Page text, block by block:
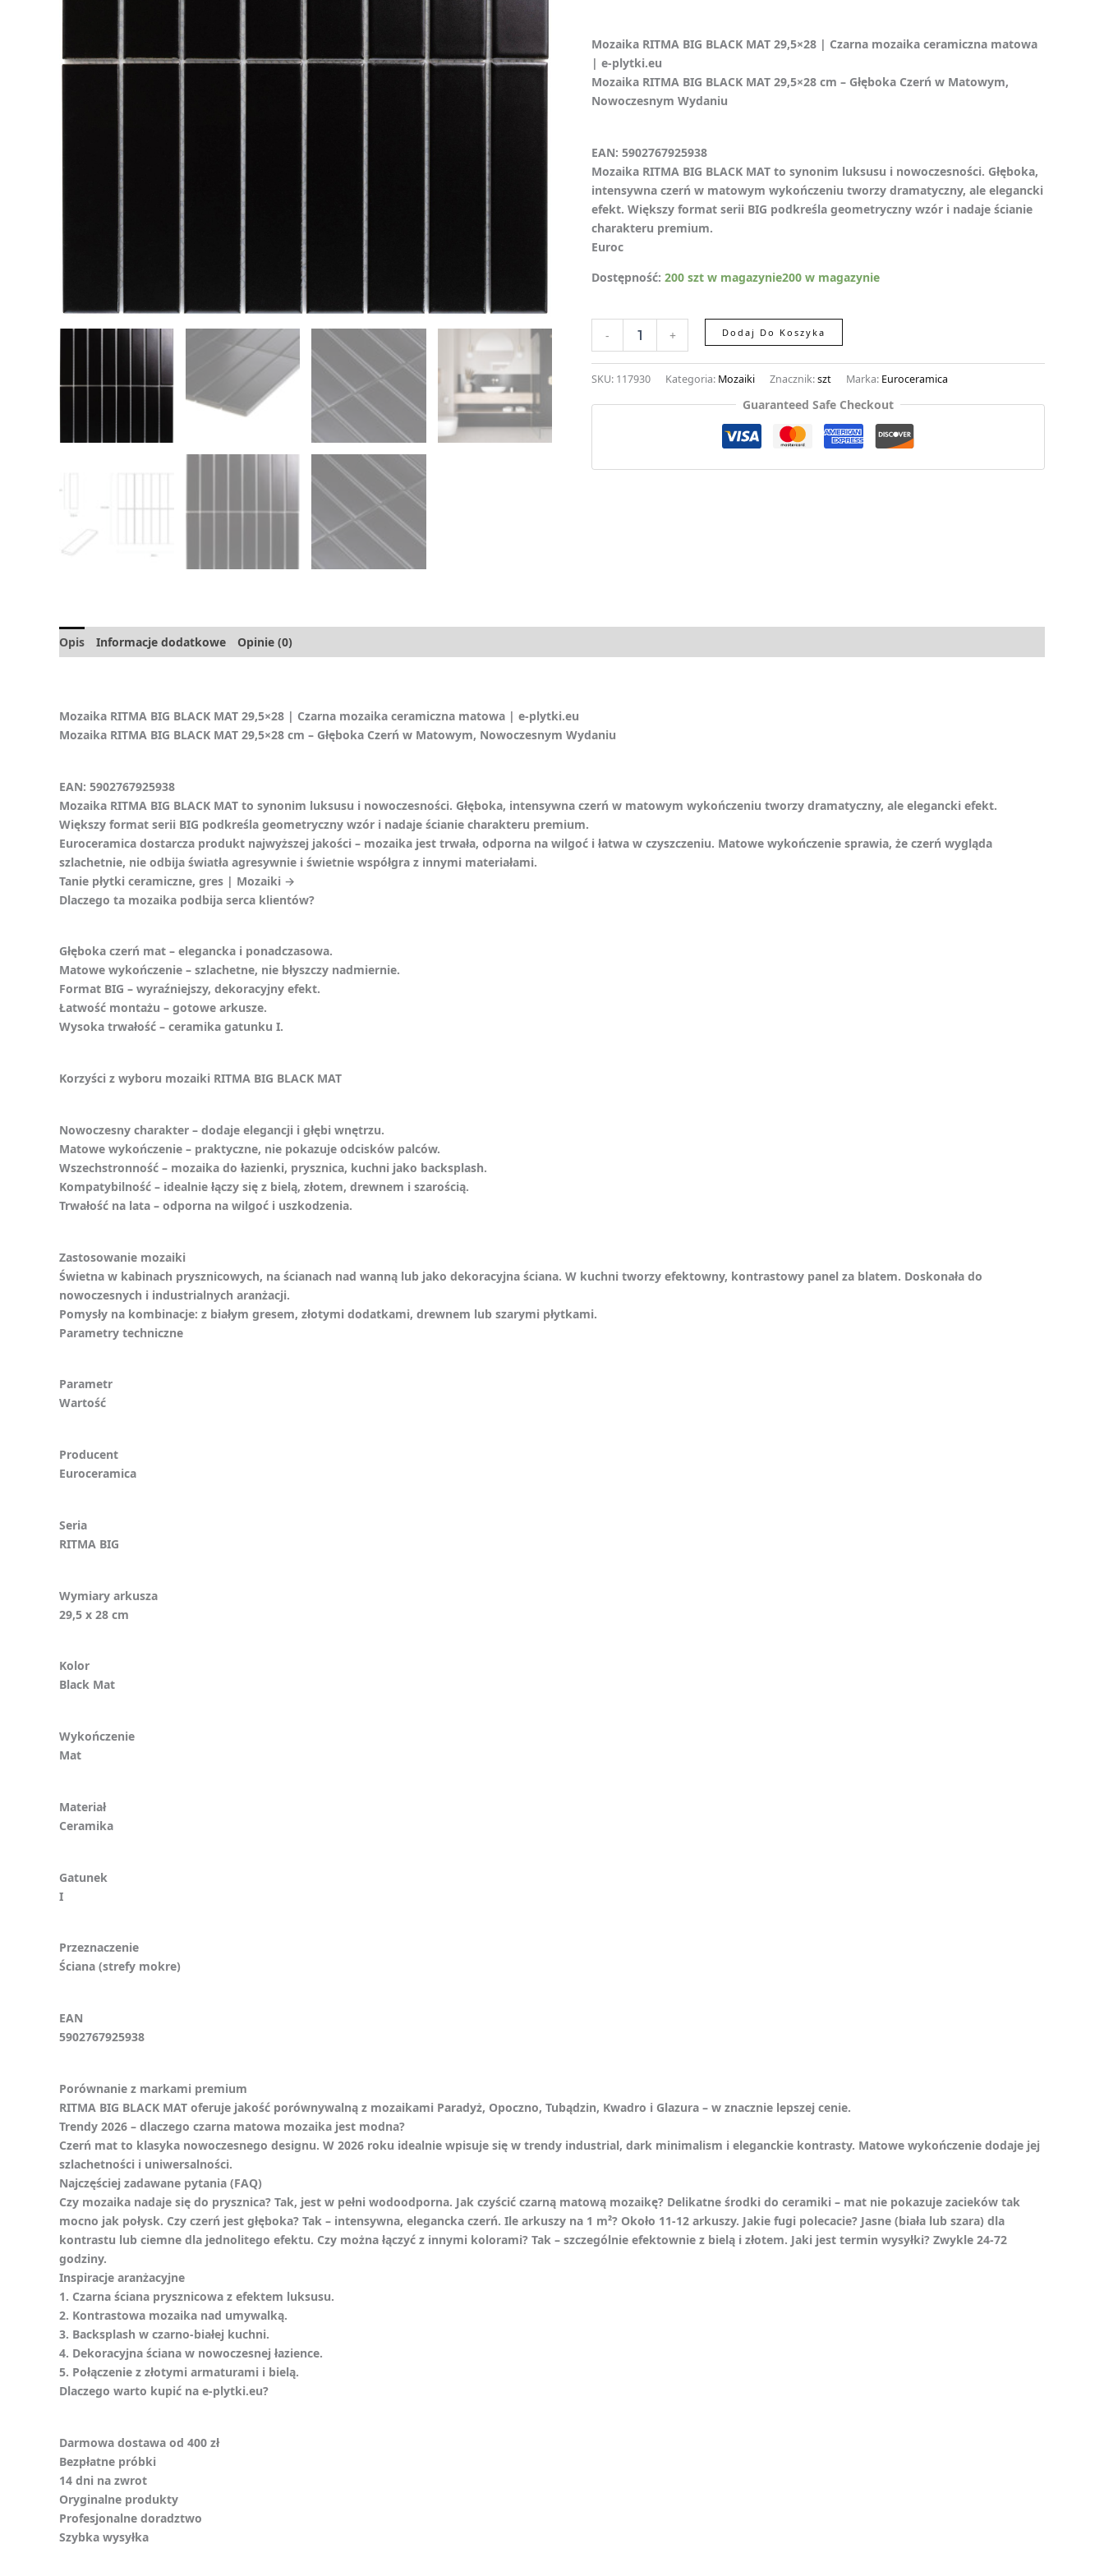
Mozaika RITMA BIG BLACK MAT 29,5×28 | Czarna mozaika ceramiczna matowa
| e-plytki.eu
Mozaika RITMA BIG BLACK MAT 29,5×28 cm – Głęboka Czerń w Matowym,
Nowoczesnym Wydaniu
EAN: 5902767925938
Mozaika RITMA BIG BLACK MAT to synonim luksusu i nowoczesności. Głęboka,
intensywna czerń w matowym wykończeniu tworzy dramatyczny, ale elegancki
efekt. Większy format serii BIG podkreśla geometryczny wzór i nadaje ścianie
charakteru premium.
Euroc
Dostępność: 200 szt w magazynie200 w magazynie
- + Dodaj Do Koszyka
SKU: 117930 Kategoria: Mozaiki Znacznik:szt Marka: Euroceramica
Guaranteed Safe Checkout
Opis Informacje dodatkowe Opinie (0)
Mozaika RITMA BIG BLACK MAT 29,5×28 | Czarna mozaika ceramiczna matowa | e-plytki.eu
Mozaika RITMA BIG BLACK MAT 29,5×28 cm – Głęboka Czerń w Matowym, Nowoczesnym Wydaniu
EAN: 5902767925938
Mozaika RITMA BIG BLACK MAT to synonim luksusu i nowoczesności. Głęboka, intensywna czerń w matowym wykończeniu tworzy dramatyczny, ale elegancki efekt.
Większy format serii BIG podkreśla geometryczny wzór i nadaje ścianie charakteru premium.
Euroceramica dostarcza produkt najwyższej jakości – mozaika jest trwała, odporna na wilgoć i łatwa w czyszczeniu. Matowe wykończenie sprawia, że czerń wygląda
szlachetnie, nie odbija światła agresywnie i świetnie współgra z innymi materiałami.
Tanie płytki ceramiczne, gres | Mozaiki →
Dlaczego ta mozaika podbija serca klientów?
Głęboka czerń mat – elegancka i ponadczasowa.
Matowe wykończenie – szlachetne, nie błyszczy nadmiernie.
Format BIG – wyraźniejszy, dekoracyjny efekt.
Łatwość montażu – gotowe arkusze.
Wysoka trwałość – ceramika gatunku I.
Korzyści z wyboru mozaiki RITMA BIG BLACK MAT
Nowoczesny charakter – dodaje elegancji i głębi wnętrzu.
Matowe wykończenie – praktyczne, nie pokazuje odcisków palców.
Wszechstronność – mozaika do łazienki, prysznica, kuchni jako backsplash.
Kompatybilność – idealnie łączy się z bielą, złotem, drewnem i szarością.
Trwałość na lata – odporna na wilgoć i uszkodzenia.
Zastosowanie mozaiki
Świetna w kabinach prysznicowych, na ścianach nad wanną lub jako dekoracyjna ściana. W kuchni tworzy efektowny, kontrastowy panel za blatem. Doskonała do
nowoczesnych i industrialnych aranżacji.
Pomysły na kombinacje: z białym gresem, złotymi dodatkami, drewnem lub szarymi płytkami.
Parametry techniczne
Parametr
Wartość
Producent
Euroceramica
Seria
RITMA BIG
Wymiary arkusza
29,5 x 28 cm
Kolor
Black Mat
Wykończenie
Mat
Materiał
Ceramika
Gatunek
I
Przeznaczenie
Ściana (strefy mokre)
EAN
5902767925938
Porównanie z markami premium
RITMA BIG BLACK MAT oferuje jakość porównywalną z mozaikami Paradyż, Opoczno, Tubądzin, Kwadro i Glazura – w znacznie lepszej cenie.
Trendy 2026 – dlaczego czarna matowa mozaika jest modna?
Czerń mat to klasyka nowoczesnego designu. W 2026 roku idealnie wpisuje się w trendy industrial, dark minimalism i eleganckie kontrasty. Matowe wykończenie dodaje jej
szlachetności i uniwersalności.
Najczęściej zadawane pytania (FAQ)
Czy mozaika nadaje się do prysznica? Tak, jest w pełni wodoodporna. Jak czyścić czarną matową mozaikę? Delikatne środki do ceramiki – mat nie pokazuje zacieków tak
mocno jak połysk. Czy czerń jest głęboka? Tak – intensywna, elegancka czerń. Ile arkuszy na 1 m²? Około 11-12 arkuszy. Jakie fugi polecacie? Jasne (biała lub szara) dla
kontrastu lub ciemne dla jednolitego efektu. Czy można łączyć z innymi kolorami? Tak – szczególnie efektownie z bielą i złotem. Jaki jest termin wysyłki? Zwykle 24-72
godziny.
Inspiracje aranżacyjne
1. Czarna ściana prysznicowa z efektem luksusu.
2. Kontrastowa mozaika nad umywalką.
3. Backsplash w czarno-białej kuchni.
4. Dekoracyjna ściana w nowoczesnej łazience.
5. Połączenie z złotymi armaturami i bielą.
Dlaczego warto kupić na e-plytki.eu?
Darmowa dostawa od 400 zł
Bezpłatne próbki
14 dni na zwrot
Oryginalne produkty
Profesjonalne doradztwo
Szybka wysyłka